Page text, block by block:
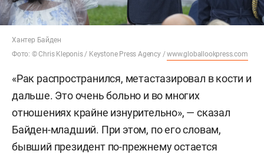
Хантер Байден
Фото: © Chris Kleponis / Keystone Press Agency /www.globallookpress.com
«Рак распространился, метастазировал в кости и
дальше. Это очень больно и во многих
отношениях крайне изнурительно», — сказал
Байден-младший. При этом, по его словам,
бывший президент по-прежнему остается